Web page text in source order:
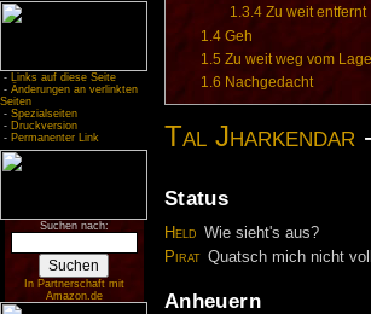
- Links auf diese Seite
- Änderungen an verlinkten
Seiten
- Spezialseiten
- Druckversion
- Permanenter Link
Suchen nach:
In Partnerschaft mit
Amazon.de
1.3.4 Zu weit entfernt
1.4 Geh
1.5 Zu weit weg vom
1.6 Nachgedacht
Tal Jharkendar -
Status
Held Wie sieht's aus?
Pirat Quatsch mich nicht
Anheuern